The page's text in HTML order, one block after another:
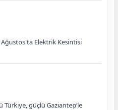
Elektrik Kesintisi
Türkiye, güçlü Gaziantep’le